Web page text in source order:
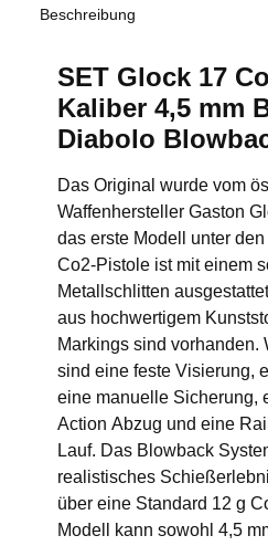
Beschreibung
SET Glock 17
Kaliber 4,5 mm
Diabolo
Das Original wurde vom
Waffenhersteller Gaston
das erste Modell unter
Co2-Pistole ist mit einem
Metallschlitten
aus hochwertigem
Markings sind vorhanden.
sind eine feste Visierung,
eine manuelle Sicherung,
Action Abzug und eine
Lauf. Das Blowback
realistisches
über eine Standard 12 g
Modell kann sowohl 4,5